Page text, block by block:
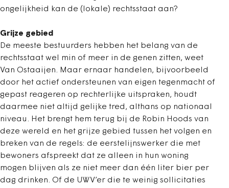
ongelijkheid kan de (lokale) rechtsstaat aan?
Grijze gebied
De meeste bestuurders hebben het belang van de
rechtsstaat wel min of meer in de genen zitten, weet
Van Ostaaijen. Maar ernaar handelen, bijvoorbeeld
door het actief ondersteunen van eigen tegenmacht of
gepast reageren op rechterlijke uitspraken, houdt
daarmee niet altijd gelijke tred, althans op nationaal
niveau. Het brengt hem terug bij de Robin Hoods van
deze wereld en het grijze gebied tussen het volgen en
breken van de regels: de eerstelijnswerker die met
bewoners afspreekt dat ze alleen in hun woning
mogen blijven als ze niet meer dan één liter bier per
dag drinken. Of de UWV’er die te weinig sollicitaties